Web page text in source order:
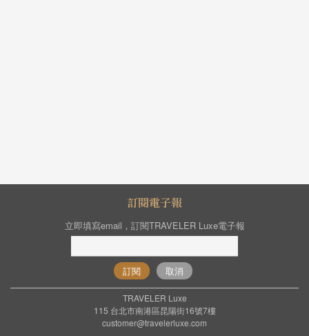
訂閱電子報
立即填寫email，訂閱TRAVELER Luxe電子報
訂閱 取消
TRAVELER Luxe
115 台北市南港區昆陽街16號7樓
customer@travelerluxe.com